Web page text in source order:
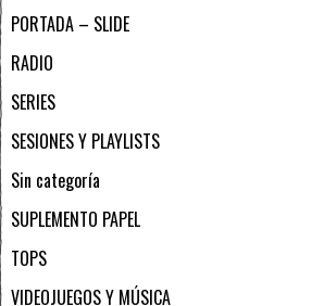
PORTADA – SLIDE
RADIO
SERIES
SESIONES Y PLAYLISTS
Sin categoría
SUPLEMENTO PAPEL
TOPS
VIDEOJUEGOS Y MÚSICA